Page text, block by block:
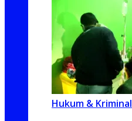
Hukum & Kriminal